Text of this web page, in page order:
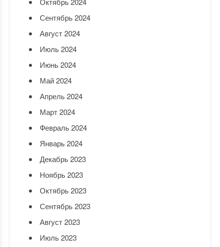
Сентябрь 2024
Август 2024
Июль 2024
Июнь 2024
Май 2024
Апрель 2024
Март 2024
Февраль 2024
Январь 2024
Декабрь 2023
Ноябрь 2023
Октябрь 2023
Сентябрь 2023
Август 2023
Июль 2023